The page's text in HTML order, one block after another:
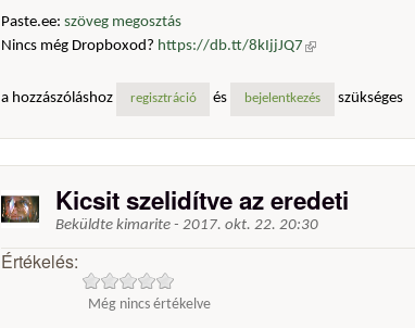
Paste.ee: szöveg megosztás
Nincs még Dropboxod? https://db.tt/8kIjjJQ7 (külső hivatkozás)
a hozzászóláshoz regisztráció és bejelentkezés szükséges
Kicsit szelidítve az eredeti
Beküldte kimarite - 2017. okt. 22. 20:30
Értékelés:
Még nincs értékelve